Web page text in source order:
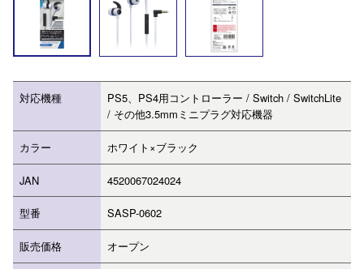
対応機種
PS5、PS4用コントローラー / Switch / SwitchLite
/ その他3.5mmミニプラグ対応機器
カラー ホワイト×ブラック
JAN 4520067024024
型番 SASP-0602
販売価格 オープン